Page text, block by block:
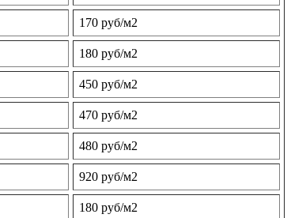
170 руб/м2
180 руб/м2
450 руб/м2
470 руб/м2
480 руб/м2
920 руб/м2
180 руб/м2